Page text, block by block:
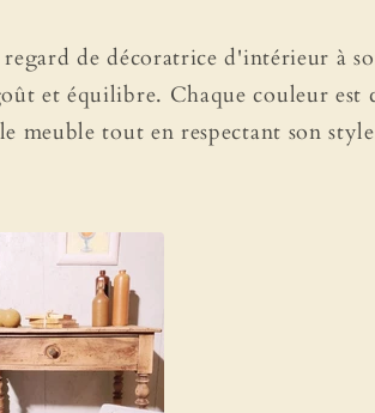
de décoratrice d'intérieur à
et équilibre. Chaque couleur est
meuble tout en respectant son